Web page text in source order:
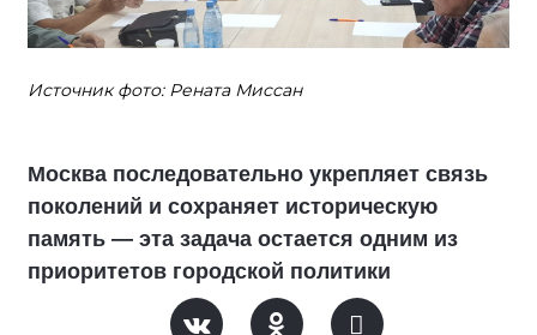
Источник фото: Рената Миссан
Москва последовательно укрепляет связь
поколений и сохраняет историческую
память — эта задача остается одним из
приоритетов городской политики